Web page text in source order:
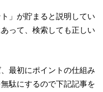
」が貯まると説明してい
って、検索しても正しい
最初にポイントの仕組み
駄にするので下記記事を